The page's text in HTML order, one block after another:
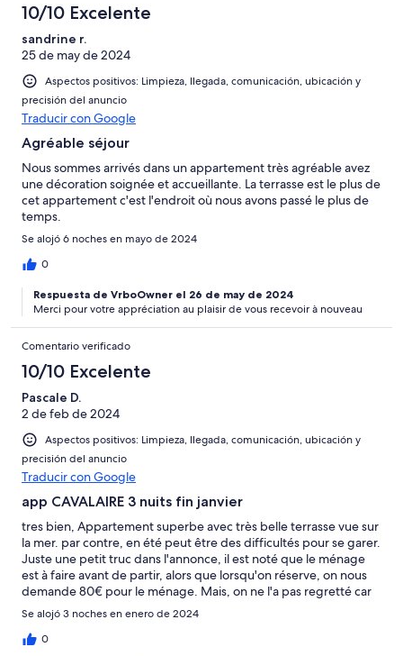
10/10 Excelente
sandrine r.
25 de may de 2024
Aspectos positivos: Limpieza, llegada, comunicación, ubicación y
precisión del anuncio
Traducir con Google
Agréable séjour
Nous sommes arrivés dans un appartement très agréable avez
une décoration soignée et accueillante. La terrasse est le plus de
cet appartement c'est l'endroit où nous avons passé le plus de
temps.
Se alojó 6 noches en mayo de 2024
0
Respuesta de VrboOwner el 26 de may de 2024
Merci pour votre appréciation au plaisir de vous recevoir à nouveau
Comentario verificado
10/10 Excelente
Pascale D.
2 de feb de 2024
Aspectos positivos: Limpieza, llegada, comunicación, ubicación y
precisión del anuncio
Traducir con Google
app CAVALAIRE 3 nuits fin janvier
tres bien, Appartement superbe avec très belle terrasse vue sur
la mer. par contre, en été peut être des difficultés pour se garer.
Juste une petit truc dans l'annonce, il est noté que le ménage
est à faire avant de partir, alors que lorsqu'on réserve, on nous
demande 80€ pour le ménage. Mais, on ne l'a pas regretté car
appartement au top.
Se alojó 3 noches en enero de 2024
0